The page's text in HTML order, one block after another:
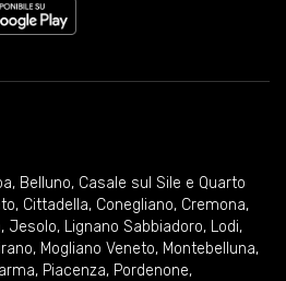
, Belluno, Casale sul Sile e Quarto
, Cittadella, Conegliano, Cremona,
, Jesolo, Lignano Sabbiadoro, Lodi,
, Mogliano Veneto, Montebelluna,
, Piacenza, Pordenone,